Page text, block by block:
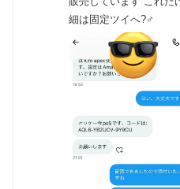
細は固定ツイへ?‍♂️